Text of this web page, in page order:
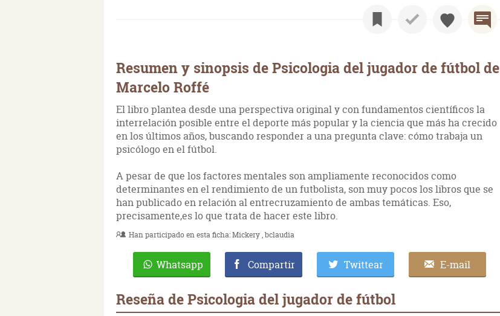
Resumen y sinopsis de Psicologia del jugador de fútbol de
Marcelo Roffé
El libro plantea desde una perspectiva original y con fundamentos científicos la
interrelación posible entre el deporte más popular y la ciencia que más ha crecido
en los últimos años, buscando responder a una pregunta clave: cómo trabaja un
psicólogo en el fútbol.
A pesar de que los factores mentales son ampliamente reconocidos como
determinantes en el rendimiento de un futbolista, son muy pocos los libros que se
han publicado en relación al entrecruzamiento de ambas temáticas. Eso,
precisamente,es lo que trata de hacer este libro.
Han participado en esta ficha:Mickery bclaudia
Whatsapp Compartir Twittear E-mail
Reseña de Psicologia del jugador de fútbol